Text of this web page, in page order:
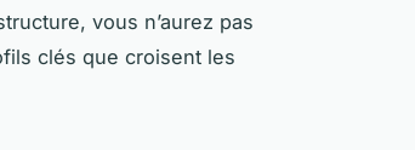
vous n’aurez pas
clés que croisent les